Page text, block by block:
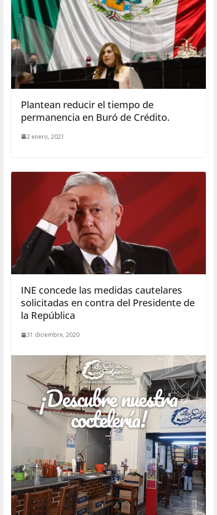
Plantean reducir el tiempo de
permanencia en Buró de Crédito.
2 enero, 2021
INE concede las medidas cautelares
solicitadas en contra del Presidente de
la República
31 diciembre, 2020